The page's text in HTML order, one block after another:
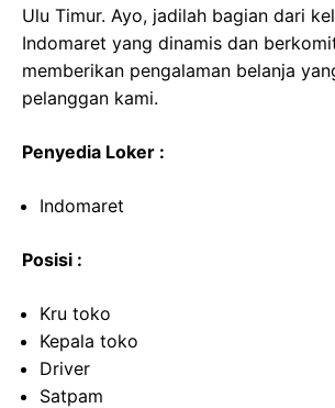
Ulu Timur. Ayo, jadilah bagian dari
Indomaret yang dinamis dan
memberikan pengalaman belanja
pelanggan kami.
Penyedia Loker :
Indomaret
Posisi :
Kru toko
Kepala toko
Driver
Satpam